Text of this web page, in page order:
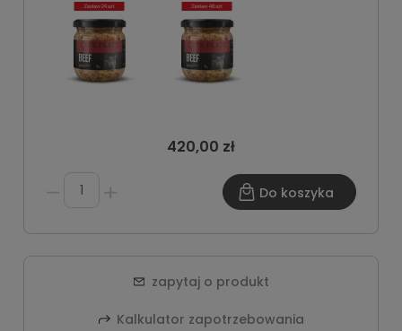
420,00 zł
Do koszyka
zapytaj o produkt
Kalkulator zapotrzebowania